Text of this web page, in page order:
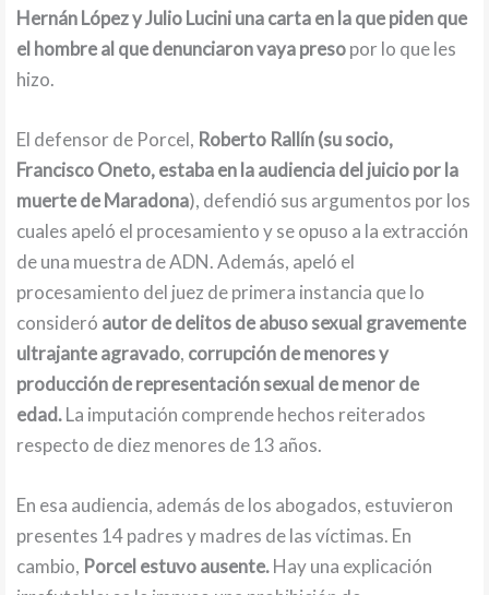
Hernán López y Julio Luciniuna carta en la que piden que
el hombre al que denunciaron vaya presopor lo que les
hizo.
El defensor de Porcel, Roberto Rallín (su socio,
Francisco Oneto, estaba en la audiencia del juicio por la
muerte de Maradona), defendió sus argumentos por los
cuales apeló el procesamiento y se opuso a la extracción
de una muestra de ADN. Además, apeló el
procesamiento del juez de primera instancia que lo
consideró autor de delitos de abuso sexual gravemente
ultrajante agravado, corrupción de menores y
producción de representación sexual de menor de
edad.La imputación comprende hechos reiterados
respecto de diez menores de 13 años.
En esa audiencia, además de los abogados, estuvieron
presentes 14 padres y madres de las víctimas. En
cambio, Porcel estuvo ausente.Hay una explicación